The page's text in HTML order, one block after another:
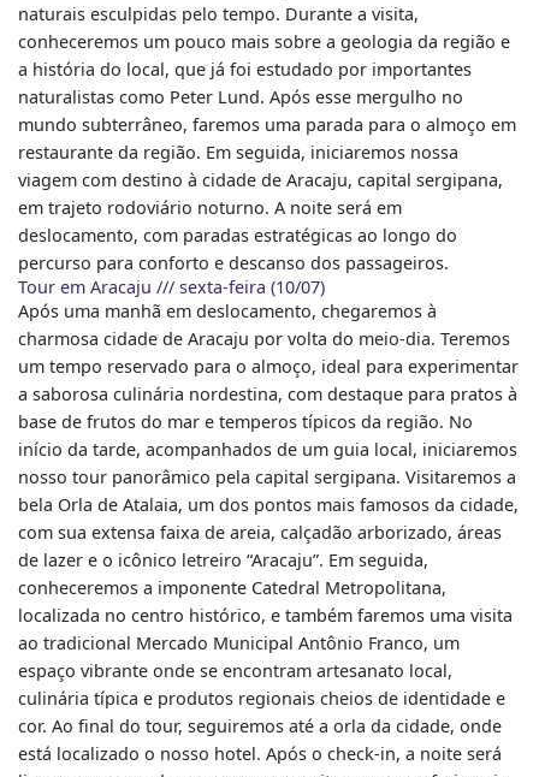
naturais esculpidas pelo tempo. Durante a visita,
conheceremos um pouco mais sobre a geologia da região e
a história do local, que já foi estudado por importantes
naturalistas como Peter Lund. Após esse mergulho no
mundo subterrâneo, faremos uma parada para o almoço em
restaurante da região. Em seguida, iniciaremos nossa
viagem com destino à cidade de Aracaju, capital sergipana,
em trajeto rodoviário noturno. A noite será em
deslocamento, com paradas estratégicas ao longo do
percurso para conforto e descanso dos passageiros.
Tour em Aracaju /// sexta-feira (10/07)
Após uma manhã em deslocamento, chegaremos à
charmosa cidade de Aracaju por volta do meio-dia. Teremos
um tempo reservado para o almoço, ideal para experimentar
a saborosa culinária nordestina, com destaque para pratos à
base de frutos do mar e temperos típicos da região. No
início da tarde, acompanhados de um guia local, iniciaremos
nosso tour panorâmico pela capital sergipana. Visitaremos a
bela Orla de Atalaia, um dos pontos mais famosos da cidade,
com sua extensa faixa de areia, calçadão arborizado, áreas
de lazer e o icônico letreiro “Aracaju”. Em seguida,
conheceremos a imponente Catedral Metropolitana,
localizada no centro histórico, e também faremos uma visita
ao tradicional Mercado Municipal Antônio Franco, um
espaço vibrante onde se encontram artesanato local,
culinária típica e produtos regionais cheios de identidade e
cor. Ao final do tour, seguiremos até a orla da cidade, onde
está localizado o nosso hotel. Após o check-in, a noite será